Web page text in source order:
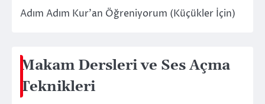
Adım Adım Kur’an Öğreniyorum (Küçükler İçin)
Makam Dersleri ve Ses Açma
Teknikleri